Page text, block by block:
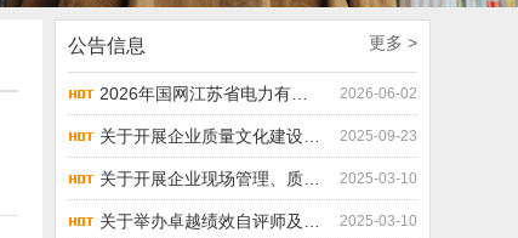
公告信息
2026年国网江苏省电力有限公司客户市场信用评价问卷调查 2026-06-02
关于开展企业质量文化建设自评师培训的通知 2025-09-23
关于开展企业现场管理、质量经济性分析 培训的通知 2025-03-10
关于举办卓越绩效自评师及质量奖申报 培训班的通知 2025-03-10